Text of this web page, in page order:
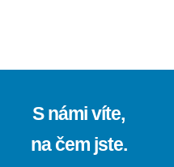
S námi víte,
na čem jste.